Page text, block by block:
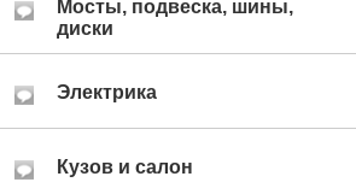
Мосты, подвеска, шины,
диски
Электрика
Кузов и салон